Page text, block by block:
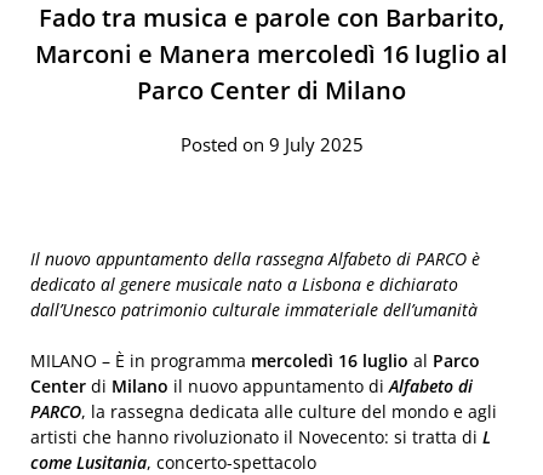
Fado tra musica e parole con Barbarito,
Marconi e Manera mercoledì 16 luglio al
Parco Center di Milano
Posted on 9 July 2025
Il nuovo appuntamento della rassegna Alfabeto di PARCO è
dedicato al genere musicale nato a Lisbona e dichiarato
dall’Unesco patrimonio culturale immateriale dell’umanità
MILANO – È in programma mercoledì 16 luglio al Parco
Center di Milano il nuovo appuntamento diAlfabeto di
PARCO, la rassegna dedicata alle culture del mondo e agli
artisti che hanno rivoluzionato il Novecento: si tratta di L
come Lusitania, concerto-spettacolo